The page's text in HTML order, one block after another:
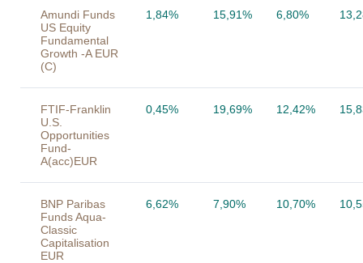
Amundi Funds
US Equity
Fundamental
Growth -A EUR
(C)
1,84% 15,91% 6,80%
FTIF-Franklin
U.S.
Opportunities
Fund-
A(acc)EUR
0,45% 19,69% 12,42%
BNP Paribas
Funds Aqua-
Classic
Capitalisation
EUR
6,62% 7,90% 10,70%